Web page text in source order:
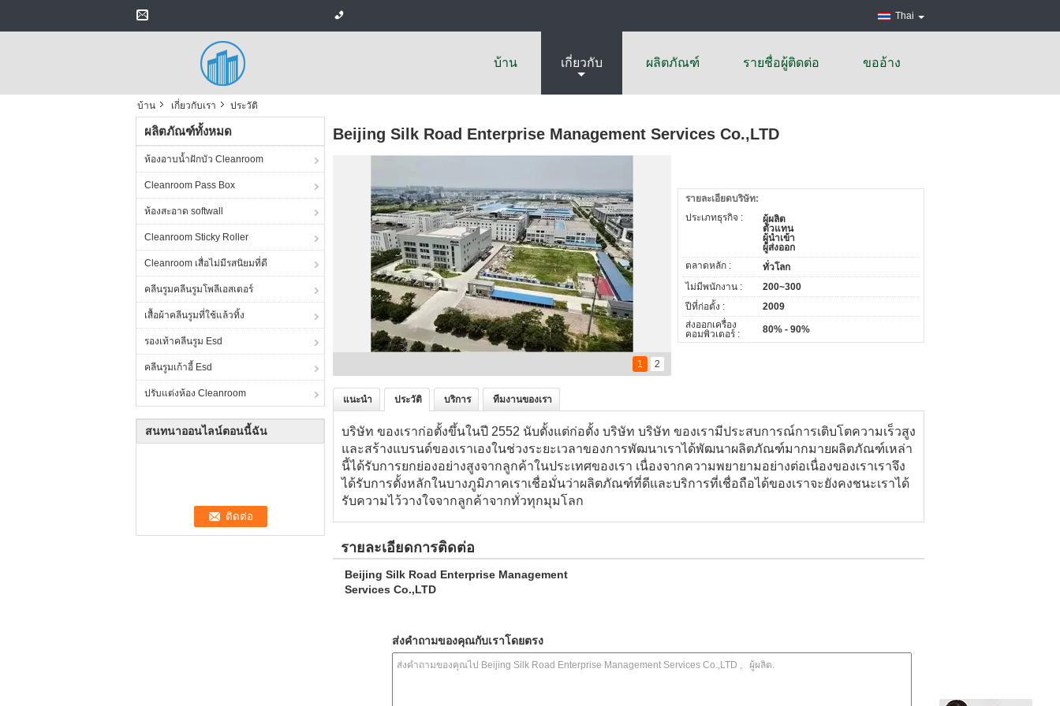
Thai
บ้าน เกี่ยวกับ ผลิตภัณฑ์ รายชื่อผู้ติดต่อ ขออ้าง
บ้าน เกี่ยวกับเรา ประวัติ
ผลิตภัณฑ์ทั้งหมด
ห้องอาบน้ำฝักบัว Cleanroom
Cleanroom Pass Box
ห้องสะอาด softwall
Cleanroom Sticky Roller
Cleanroom เสื่อไม่มีรสนิยมที่ดี
คลีนรูมคลีนรูมโพลีเอสเตอร์
เสื้อผ้าคลีนรูมที่ใช้แล้วทิ้ง
รองเท้าคลีนรูม Esd
คลีนรูมเก้าอี้ Esd
ปรับแต่งห้อง Cleanroom
สนทนาออนไลน์ตอนนี้ฉัน
Beijing Silk Road Enterprise Management Services Co.,LTD
1 2
รายละเอียดบริษัท:
ประเภทธุรกิจ :
ผู้ผลิต
ตัวแทน
ผู้นำเข้า
ผู้ส่งออก
ตลาดหลัก :
ทั่วโลก
ไม่มีพนักงาน :
200~300
ปีที่ก่อตั้ง :
2009
ส่งออกเครื่อง
คอมพิวเตอร์ :
80% - 90%
แนะนำ ประวัติ บริการ ทีมงานของเรา
บริษัท ของเราก่อตั้งขึ้นในปี 2552 นับตั้งแต่ก่อตั้ง บริษัท บริษัท ของเรามีประสบการณ์การเติบโตความเร็วสูง
และสร้างแบรนด์ของเราเองในช่วงระยะเวลาของการพัฒนาเราได้พัฒนาผลิตภัณฑ์มากมายผลิตภัณฑ์เหล่า
นี้ได้รับการยกย่องอย่างสูงจากลูกค้าในประเทศของเรา เนื่องจากความพยายามอย่างต่อเนื่องของเราเราจึง
ได้รับการตั้งหลักในบางภูมิภาคเราเชื่อมั่นว่าผลิตภัณฑ์ที่ดีและบริการที่เชื่อถือได้ของเราจะยังคงชนะเราได้
รับความไว้วางใจจากลูกค้าจากทั่วทุกมุมโลก
รายละเอียดการติดต่อ
Beijing Silk Road Enterprise Management
Services Co.,LTD
ส่งคำถามของคุณกับเราโดยตรง